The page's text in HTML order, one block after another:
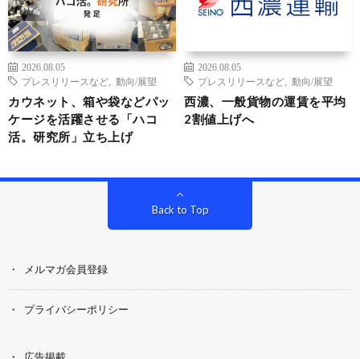
2026.08.05
プレスリリースなど
動向/展望
カウネット、箱や袋などパッ
ケージを活躍させる「ハコ
活。研究所」立ち上げ
2026.08.05
プレスリリースなど
動向/展望
西濃、一般貨物の運賃を平均
2割値上げへ
Back to Top
メルマガ会員登録
プライバシーポリシー